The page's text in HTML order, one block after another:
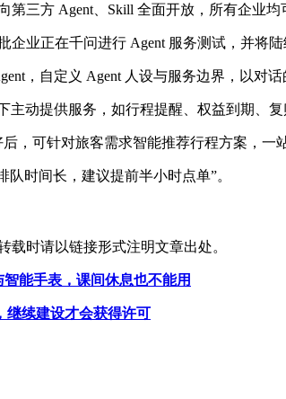
三方 Agent、Skill 全面开放，所有企业均
业正在千问进行 Agent 服务测试，并将陆
，自定义 Agent 人设与服务边界，以对
主动提供服务，如行程提醒、权益到期、
，可针对旅客需求智能推荐行程方案，一
时间长，建议提前半小时点单”。
载时请以链接形式注明文章出处。
能手表，课间休息也不能用
继续建设才会获得许可